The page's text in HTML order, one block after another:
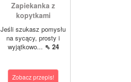
Zapiekanka z
kopytkami
Jeśli szukasz pomysłu
na sycący, prosty i
wyjątkowo... ⇖ 24
Zobacz przepis!